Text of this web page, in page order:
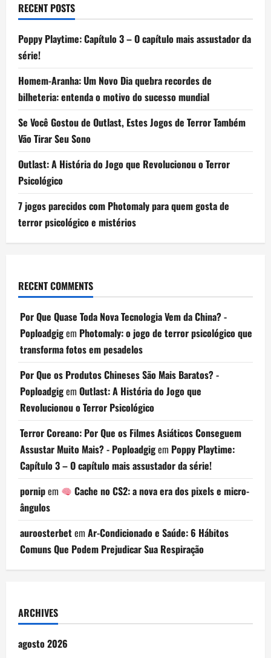
RECENT POSTS
Poppy Playtime: Capítulo 3 – O capítulo mais assustador da
série!
Homem-Aranha: Um Novo Dia quebra recordes de
bilheteria: entenda o motivo do sucesso mundial
Se Você Gostou de Outlast, Estes Jogos de Terror Também
Vão Tirar Seu Sono
Outlast: A História do Jogo que Revolucionou o Terror
Psicológico
7 jogos parecidos com Photomaly para quem gosta de
terror psicológico e mistérios
RECENT COMMENTS
Por Que Quase Toda Nova Tecnologia Vem da China? -
Poploadgigem Photomaly: o jogo de terror psicológico que
transforma fotos em pesadelos
Por Que os Produtos Chineses São Mais Baratos? -
Poploadgigem Outlast: A História do Jogo que
Revolucionou o Terror Psicológico
Terror Coreano: Por Que os Filmes Asiáticos Conseguem
Assustar Muito Mais? - Poploadgigem Poppy Playtime:
Capítulo 3 – O capítulo mais assustador da série!
pornipem
Cache no CS2: a nova era dos pixels e micro-
ângulos
auroosterbetem Ar-Condicionado e Saúde: 6 Hábitos
Comuns Que Podem Prejudicar Sua Respiração
ARCHIVES
agosto 2026